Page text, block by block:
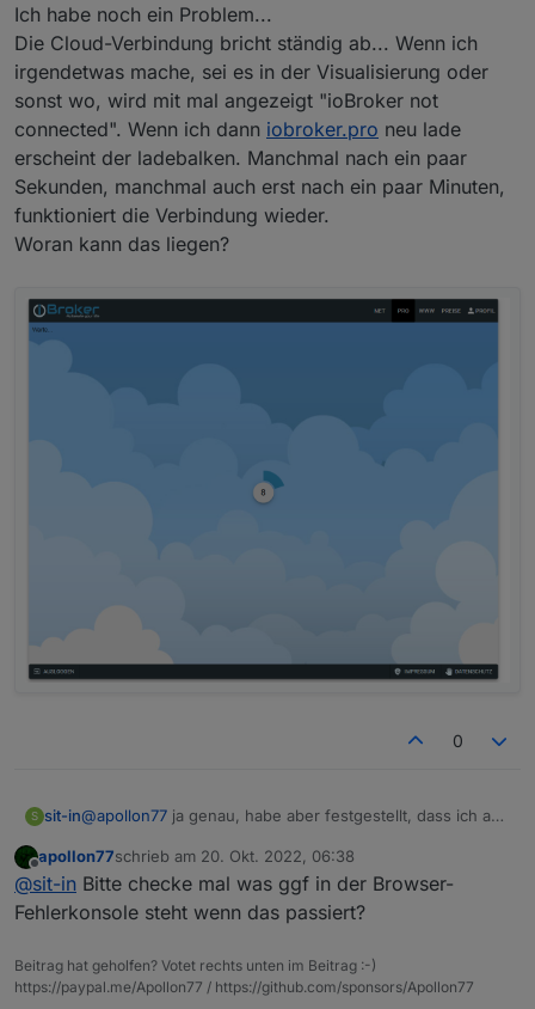
Ich habe noch ein Problem...
Die Cloud-Verbindung bricht ständig ab... Wenn ich
irgendetwas mache, sei es in der Visualisierung oder
sonst wo, wird mit mal angezeigt "ioBroker not
connected". Wenn ich dann iobroker.pro neu lade
erscheint der ladebalken. Manchmal nach ein paar
Sekunden, manchmal auch erst nach ein paar Minuten,
funktioniert die Verbindung wieder.
Woran kann das liegen?
0
S sit-in@apollon77 ja genau, habe aber festgestellt, dass ich auf
kann.
Ich habe noch ein Problem...
Die Cloud-Verbindung bricht ständig ab... Wenn ich
irgendetwas mache, sei es in der Visualisierung oder
sonst wo, wird mit mal angezeigt "ioBroker not
erscheint der ladebalken. Manchmal nach ein paar
Sekunden, manchmal auch erst nach ein paar Minuten,
Offline
apollon77schrieb am 20. Okt. 2022, 06:38
zuletzt editiert von
@sit-in Bitte checke mal was ggf in der Browser-
Fehlerkonsole steht wenn das passiert?
Beitrag hat geholfen? Votet rechts unten im Beitrag :-)
https://paypal.me/Apollon77 / https://github.com/sponsors/Apollon77